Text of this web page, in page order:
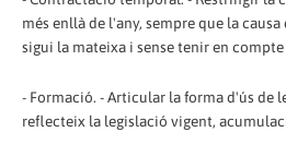
més enllà de l'any, sempre que la
sigui la mateixa i sense tenir en
- Formació. - Articular la forma d'ús de
reflecteix la legislació vigent,